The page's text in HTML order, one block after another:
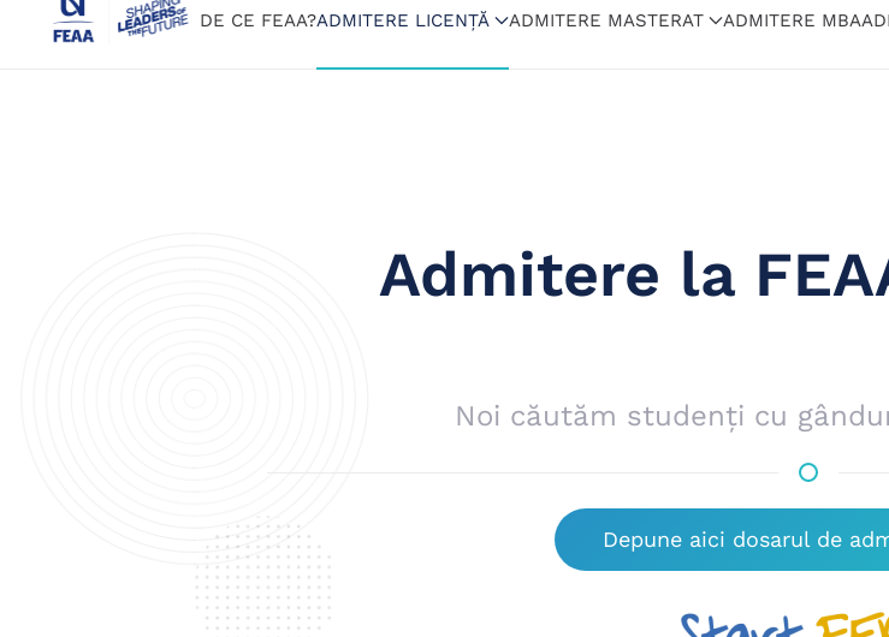
DE CE FEAA?ADMITERE LICENȚĂ ADMITERE MASTERAT ADMITERE MBA
Admitere la
Noi căutăm studenți cu
Depune aici dosarul de